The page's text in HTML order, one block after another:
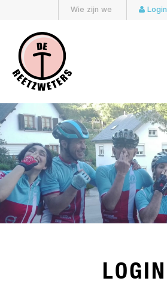
Wie zijn we Login
LOGIN